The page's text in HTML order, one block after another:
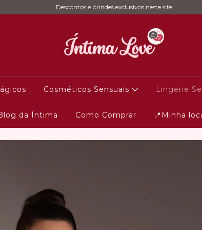
Descontos e brindes exclusivos neste site.
Cosméticos Sensuais Lingerie
da Íntima Como Comprar 📍Minha